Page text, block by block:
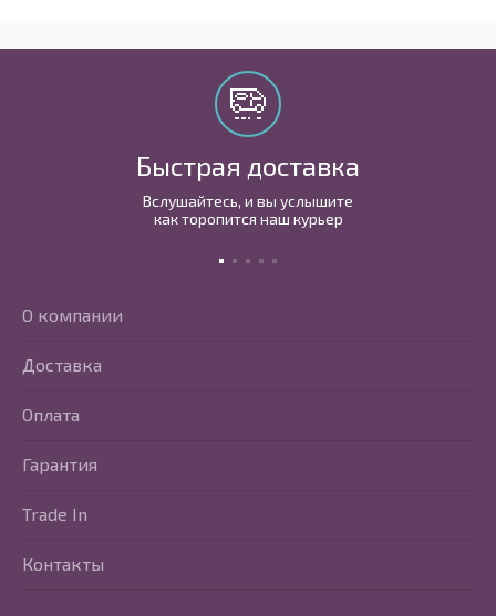
Быстрая доставка
Вслушайтесь, и вы услышите
как торопится наш курьер
О компании
Доставка
Оплата
Гарантия
Trade In
Контакты